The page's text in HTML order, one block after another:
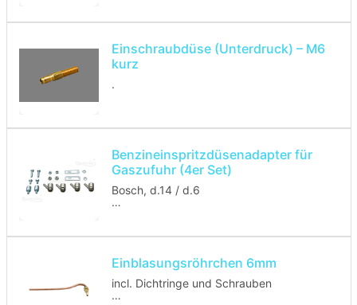
Einschraubdüse (Unterdruck) – M6
kurz
.
Benzineinspritzdüsenadapter für
Gaszufuhr (4er Set)
Bosch, d.14 / d.6
- keine Ansaugkrümmerdemontage
Einblasungsröhrchen 6mm
incl. Dichtringe und Schrauben